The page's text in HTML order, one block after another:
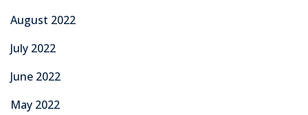
August 2022
July 2022
June 2022
May 2022